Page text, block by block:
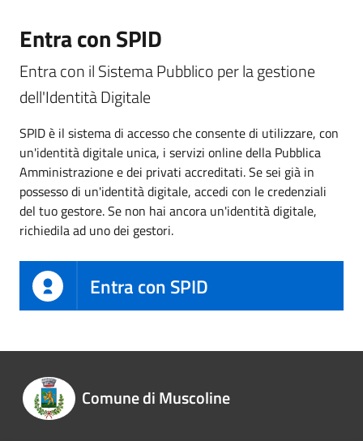
Entra con SPID
Entra con il Sistema Pubblico per la gestione
dell'Identità Digitale
SPID è il sistema di accesso che consente di utilizzare, con
un'identità digitale unica, i servizi online della Pubblica
Amministrazione e dei privati accreditati. Se sei già in
possesso di un'identità digitale, accedi con le credenziali
del tuo gestore. Se non hai ancora un'identità digitale,
richiedila ad uno dei gestori.
Entra con SPID
Comune di Muscoline